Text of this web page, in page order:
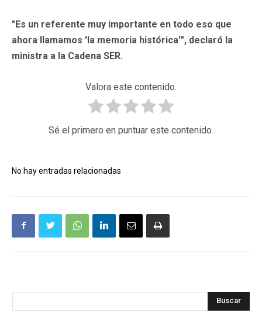
"Es un referente muy importante en todo eso que
ahora llamamos 'la memoria histórica'", declaró la
ministra a la Cadena SER.
Valora este contenido.
Sé el primero en puntuar este contenido.
No hay entradas relacionadas
Buscar